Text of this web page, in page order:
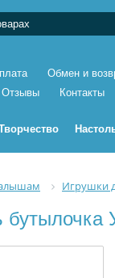
Обмен и
Отзывы Контакты
Игрушки
бутылочка